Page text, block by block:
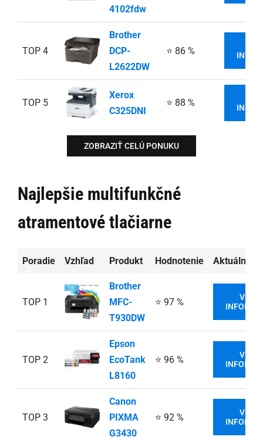
4102fdw
TOP 4
Brother
DCP-
L2622DW
⭐ 86 %
TOP 5
Xerox
C325DNI
⭐ 88 %
ZOBRAZIŤ CELÚ PONUKU
Najlepšie multifunkčné
atramentové tlačiarne
Poradie Vzhľad Produkt Hodnotenie Aktuálna
TOP 1
Brother
MFC-
T930DW
⭐ 97 %
VIAC
TOP 2
Epson
EcoTank
L8160
⭐ 96 %
VIAC
TOP 3
Canon
PIXMA
G3430
⭐ 92 %
VIAC